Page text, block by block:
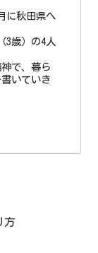
に秋田県へ
3歳）の4人
で、暮ら
いていき
方